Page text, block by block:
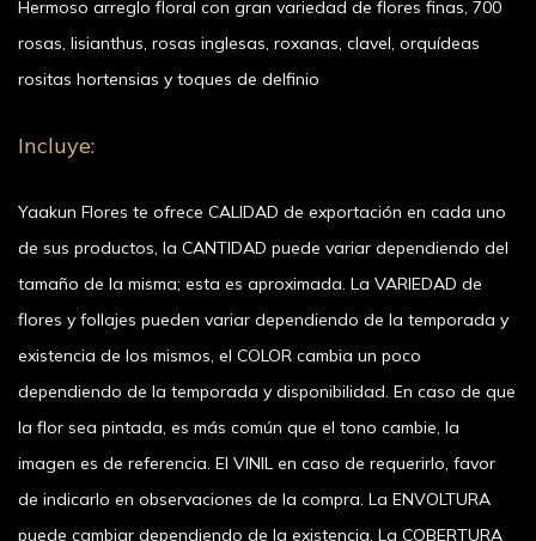
Hermoso arreglo floral con gran variedad de flores finas, 700
rosas, lisianthus, rosas inglesas, roxanas, clavel, orquídeas
rositas hortensias y toques de delfinio
Incluye:
Yaakun Flores te ofrece CALIDAD de exportación en cada uno
de sus productos, la CANTIDAD puede variar dependiendo del
tamaño de la misma; esta es aproximada. La VARIEDAD de
flores y follajes pueden variar dependiendo de la temporada y
existencia de los mismos, el COLOR cambia un poco
dependiendo de la temporada y disponibilidad. En caso de que
la flor sea pintada, es más común que el tono cambie, la
imagen es de referencia. El VINIL en caso de requerirlo, favor
de indicarlo en observaciones de la compra. La ENVOLTURA
puede cambiar dependiendo de la existencia. La COBERTURA